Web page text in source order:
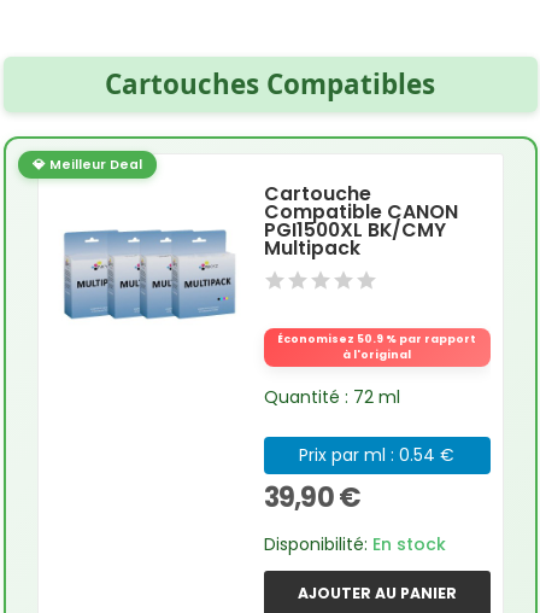
Cartouches Compatibles
💎 Meilleur Deal
Cartouche
Compatible CANON
PGI1500XL BK/CMY
Multipack
Économisez 50.9 % par rapport
à l'original
Quantité : 72 ml
Prix par ml : 0.54 €
39,90 €
Disponibilité: En stock
AJOUTER AU PANIER